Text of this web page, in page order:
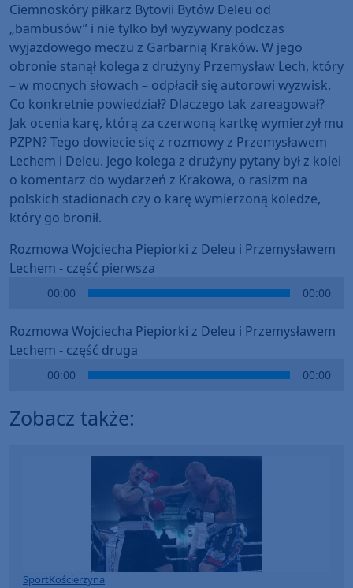
Ciemnoskóry piłkarz Bytovii Bytów Deleu od
„bambusów” i nie tylko był wyzywany podczas
wyjazdowego meczu z Garbarnią Kraków. W jego
obronie stanął kolega z drużyny Przemysław Lech, który
– w mocnych słowach – odpłacił się autorowi wyzwisk.
Co konkretnie powiedział? Dlaczego tak zareagował?
Jak ocenia karę, którą za czerwoną kartkę wymierzył mu
PZPN? Tego dowiecie się z rozmowy z Przemysławem
Lechem i Deleu. Jego kolega z drużyny pytany był z kolei
o komentarz do wydarzeń z Krakowa, o rasizm na
polskich stadionach czy o karę wymierzoną koledze,
który go bronił.
Rozmowa Wojciecha Piepiorki z Deleu i Przemysławem
Lechem - część pierwsza
00:00 00:00
Rozmowa Wojciecha Piepiorki z Deleu i Przemysławem
Lechem - część druga
00:00 00:00
Zobacz także:
SportKościerzyna